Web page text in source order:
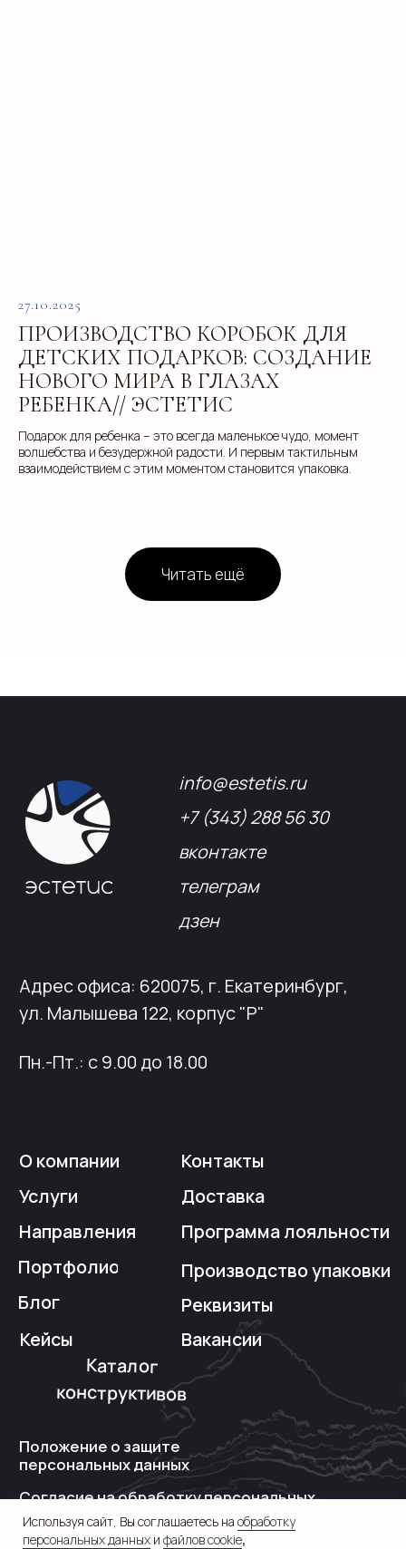
27.10.2025
ПРОИЗВОДСТВО КОРОБОК ДЛЯ
ДЕТСКИХ ПОДАРКОВ: СОЗДАНИЕ
НОВОГО МИРА В ГЛАЗАХ
РЕБЕНКА// ЭСТЕТИС
Подарок для ребенка – это всегда маленькое чудо, момент
волшебства и безудержной радости. И первым тактильным
взаимодействием с этим моментом становится упаковка.
Читать ещё
Используя сайт, Вы соглашаетесь на обработку
персональных данных и файлов cookie,